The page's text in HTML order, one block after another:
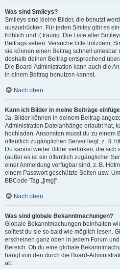
Was sind Smileys?
Smileys sind kleine Bilder, die benutzt
auszudrücken. Für jeden Smiley gibt es
fröhlich und :( traurig. Die Liste aller
Beitrags sehen. Versuche bitte trotzdem,
sie können einen Beitrag schnell unlesbar
deshalb deinen Beitrag entsprechend
Die Board-Administration kann auch die
in einem Beitrag benutzen kannst.
Nach oben
Kann ich Bilder in meine Beiträge
Ja, Bilder können in deinem Beitrag
Administration Dateianhänge erlaubt hat,
hochladen. Ansonsten musst du zu einem
öffentlich zugänglichen Server liegt, z. B.
Du kannst weder Bilder verlinken, die
(außer es ist ein öffentlich zugänglicher
einer Anmeldung verfügbar sind, z. B.
einem Passwort geschützte Seiten usw.
BBCode-Tag „[img]“.
Nach oben
Was sind globale Bekanntmachungen?
Globale Bekanntmachungen beinhalten
solltest du sie so bald wie möglich lesen.
erscheinen ganz oben in jedem Forum
Bereich. Ob du eine globale
hängt von den durch die Board-
ab.